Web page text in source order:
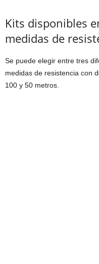
Kits disponibles
medidas de
Se puede elegir entre tres
medidas de resistencia con
100 y 50 metros.